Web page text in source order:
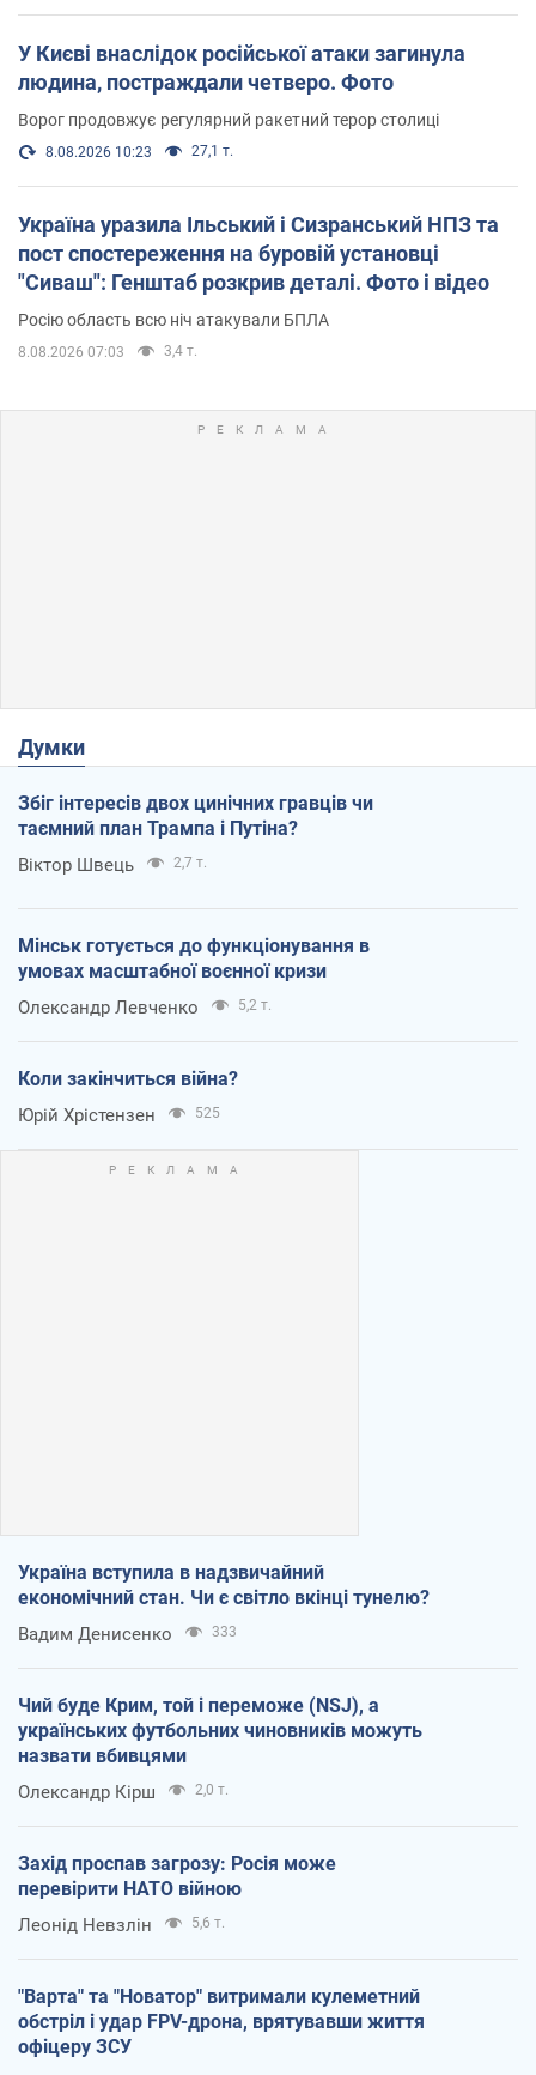
У Києві внаслідок російської атаки загинула
людина, постраждали четверо. Фото
Ворог продовжує регулярний ракетний терор столиці
8.08.2026 10:23 27,1 т.
Україна уразила Ільський і Сизранський НПЗ та
пост спостереження на буровій установці
"Сиваш": Генштаб розкрив деталі. Фото і відео
Росію область всю ніч атакували БПЛА
8.08.2026 07:03 3,4 т.
Думки
Збіг інтересів двох цинічних гравців чи
таємний план Трампа і Путіна?
Віктор Швець 2,7 т.
Мінськ готується до функціонування в
умовах масштабної воєнної кризи
Олександр Левченко 5,2 т.
Коли закінчиться війна?
Юрій Хрістензен 525
Україна вступила в надзвичайний
економічний стан. Чи є світло вкінці тунелю?
Вадим Денисенко 333
Чий буде Крим, той і переможе (NSJ), а
українських футбольних чиновників можуть
назвати вбивцями
Олександр Кірш 2,0 т.
Захід проспав загрозу: Росія може
перевірити НАТО війною
Леонід Невзлін 5,6 т.
"Варта" та "Новатор" витримали кулеметний
обстріл і удар FPV-дрона, врятувавши життя
офіцеру ЗСУ